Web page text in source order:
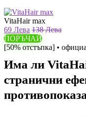
VitaHair max
69 Лева 138 Лева
ПОРЪЧАЙ
[50% отстъпка] •
Има ли
странични